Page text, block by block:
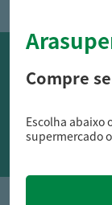
OFERTAS NO
Siga nossos
Compre
Escolha abaixo
supermercado